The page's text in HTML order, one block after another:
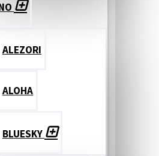
ALEZORI
ALOHA
BLUESKY